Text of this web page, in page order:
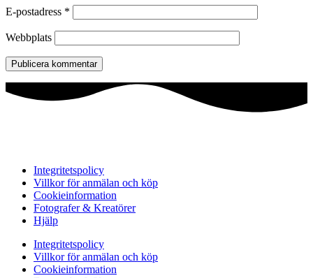
E-postadress *
Webbplats
Integritetspolicy
Villkor för anmälan och köp
Cookieinformation
Fotografer & Kreatörer
Hjälp
Integritetspolicy
Villkor för anmälan och köp
Cookieinformation